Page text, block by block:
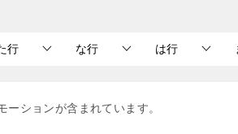
行 な行 は行
ーションが含まれています。